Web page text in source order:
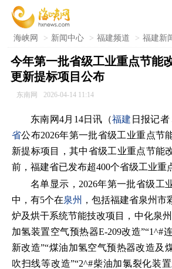
海峡网 > 新闻中心 > 福建频道 > 福建新
今年第一批省级工业重点节能
更新提标项目公布
东南网 2026-04-14 11:14
东南网4月14日讯（福建 日报记者
省公布2026年第一批省级工业重点节
新提标项目，其中省级工业重点节能
前，福建省已发布超400个省级工业重
名单显示，2026年第一批省级工
中，有5个在泉州 ，包括福建省泉州
炉及烘干系统节能技改项目，中化泉
加氢装置空气预热器E-209改造”“1^#
新改造”“煤油加氢空气预热器改造及
吹扫线等改造”“2^#柴油加氯裂化装